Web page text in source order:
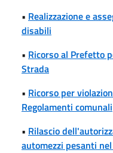
• Realizzazione e
disabili
• Ricorso al Prefetto
Strada
• Ricorso per
Regolamenti comunali
• Rilascio
automezzi pesanti